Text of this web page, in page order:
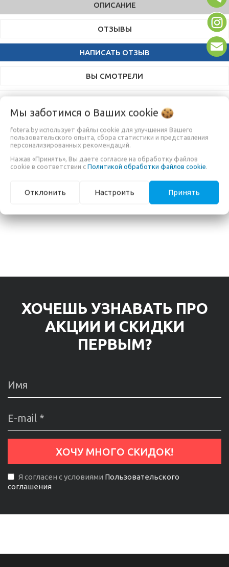
ОПИСАНИЕ
ОТЗЫВЫ
НАПИСАТЬ ОТЗЫВ
ВЫ СМОТРЕЛИ
ДОПОЛНИТЕЛЬНАЯ ИНФОРМАЦИЯ
Сервисный центр
"OOO Вигурком", г. Минск,
Сурганова 57б, №310
ХОЧЕШЬ УЗНАВАТЬ ПРО
АКЦИИ И СКИДКИ
ПЕРВЫМ?
Я согласен с условиями Пользовательского
соглашения
Мы заботимся о Ваших cookie
fotera.by использует файлы cookie для улучшения Вашего
пользовательского опыта, сбора статистики и представления
персонализированных рекомендаций.
Нажав «Принять», Вы даете согласие на обработку файлов
cookie в соответствии с Политикой обработки файлов cookie.
Отклонить Настроить Принять